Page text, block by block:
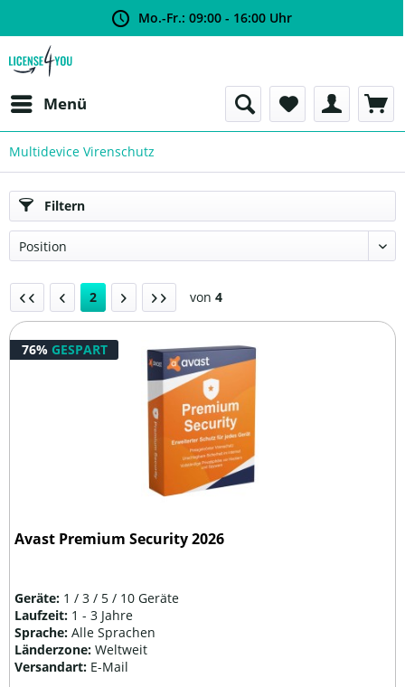
Mo.-Fr.: 09:00 - 16:00 Uhr
Menü
Multidevice Virenschutz
Filtern
2 von 4
76% GESPART
Avast Premium Security 2026
Geräte: 1 / 3 / 5 / 10 Geräte
Laufzeit: 1 - 3 Jahre
Sprache:Alle Sprachen
Länderzone:Weltweit
Versandart: E-Mail